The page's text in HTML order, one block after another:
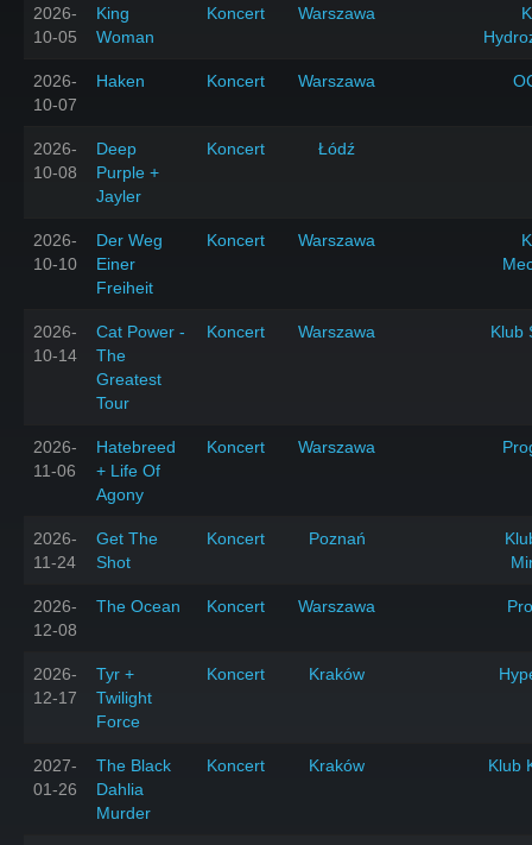
2026-
10-05
King
Woman
Koncert Warszawa
2026-
10-07
Haken Koncert Warszawa
2026-
10-08
Deep
Purple +
Jayler
Koncert Łódź
2026-
10-10
Der Weg
Einer
Freiheit
Koncert Warszawa
2026-
10-14
Cat Power -
The
Greatest
Tour
Koncert Warszawa Klub
2026-
11-06
Hatebreed
+ Life Of
Agony
Koncert Warszawa
2026-
11-24
Get The
Shot
Koncert Poznań
2026-
12-08
The Ocean Koncert Warszawa
2026-
12-17
Tyr +
Twilight
Force
Koncert Kraków
2027-
01-26
The Black
Dahlia
Murder
Koncert Kraków Klub